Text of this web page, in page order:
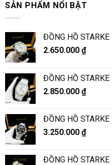
SẢN PHẨM NỔI BẬT
ĐỒNG HỒ
2.650.000 ₫
ĐỒNG HỒ
2.850.000 ₫
ĐỒNG HỒ
3.250.000 ₫
ĐỒNG HỒ